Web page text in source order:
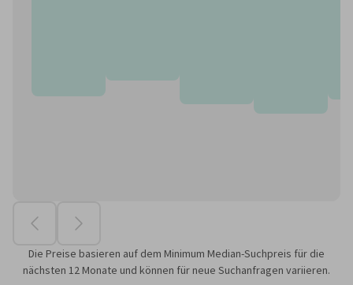
Die Preise basieren auf dem Minimum Median-Suchpreis für die
nächsten 12 Monate und können für neue Suchanfragen variieren.